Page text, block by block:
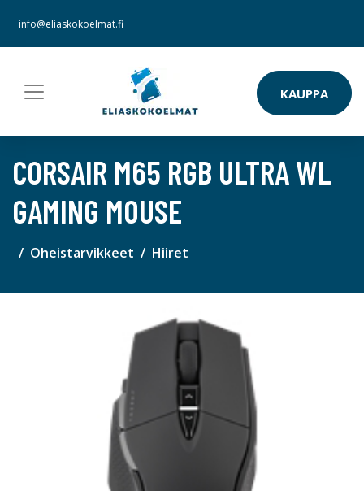
info@eliaskokoelmat.fi
KAUPPA
CORSAIR M65 RGB ULTRA WL
GAMING MOUSE
Oheistarvikkeet Hiiret